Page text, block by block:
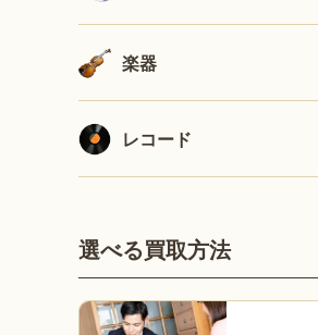
楽器
レコード
選べる買取方法